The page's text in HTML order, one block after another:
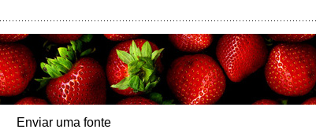
Enviar uma fonte